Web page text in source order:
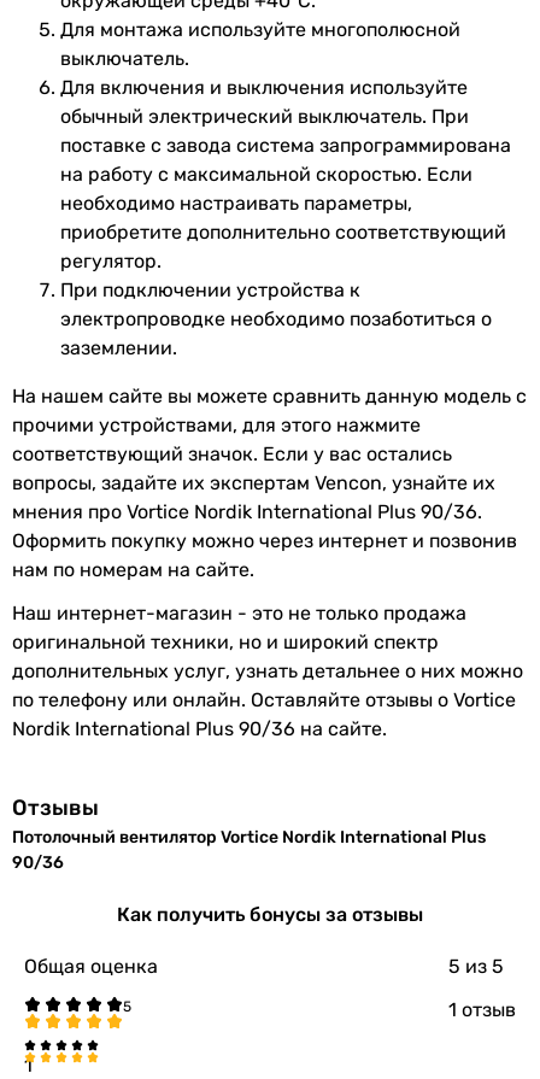
Для монтажа используйте многополюсной
выключатель.
Для включения и выключения используйте
обычный электрический выключатель. При
поставке с завода система запрограммирована
на работу с максимальной скоростью. Если
необходимо настраивать параметры,
приобретите дополнительно соответствующий
регулятор.
При подключении устройства к
электропроводке необходимо позаботиться о
заземлении.
На нашем сайте вы можете сравнить данную модель с
прочими устройствами, для этого нажмите
соответствующий значок. Если у вас остались
вопросы, задайте их экспертам Vencon, узнайте их
мнения про Vortice Nordik International Plus 90/36.
Оформить покупку можно через интернет и позвонив
нам по номерам на сайте.
Наш интернет-магазин - это не только продажа
оригинальной техники, но и широкий спектр
дополнительных услуг, узнать детальнее о них можно
по телефону или онлайн. Оставляйте отзывы о Vortice
Nordik International Plus 90/36 на сайте.
Отзывы
Потолочный вентилятор Vortice Nordik International Plus
90/36
Как получить бонусы за отзывы
Общая оценка 5 из 5
1 отзыв
1